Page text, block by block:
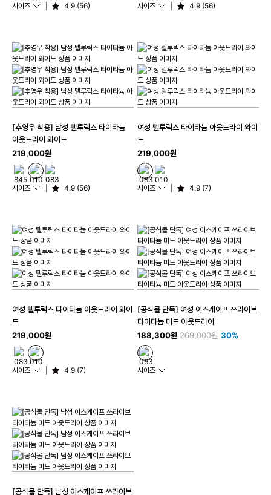
사이즈 4.9 (56) 사이즈 4.9 (56)
[추영우 착용] 남성 텔루릭스 타이타늄
아웃드라이 와이드
219,000원
사이즈 4.9 (56)
여성 텔루릭스 타이타늄 아웃드라이 와이
드
219,000원
사이즈 4.9 (7)
여성 텔루릭스 타이타늄 아웃드라이 와이
드
219,000원
사이즈 4.9 (7)
[공식몰 단독] 여성 이스케이프 쓰라이브
타이타늄 미드 아웃드라이
188,300원 269,000원 30%
사이즈
[공식몰 단독] 남성 이스케이프 쓰라이브